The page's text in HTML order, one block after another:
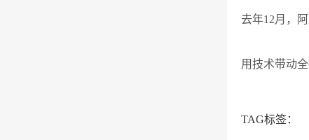
去年12月，
用技术带动
TAG标签：